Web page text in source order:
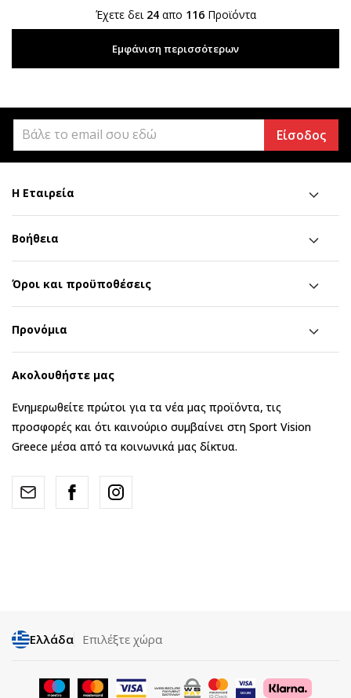
Έχετε δει 24απο 116Προϊόντα
Εμφάνιση περισσότερων
Είσοδος
Η Εταιρεία
Βοήθεια
Όροι και προϋποθέσεις
Προνόμια
Ακολουθήστε μας
Ενημερωθείτε πρώτοι για τα νέα μας προϊόντα, τις
προσφορές και ότι καινούριο συμβαίνει στη Sport Vision
Greece μέσα από τα κοινωνικά μας δίκτυα.
Ελλάδα Επιλέξτε χώρα